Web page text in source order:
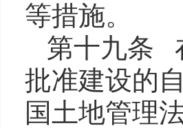
等措施。
第十九条
批准建设的
国土地管理